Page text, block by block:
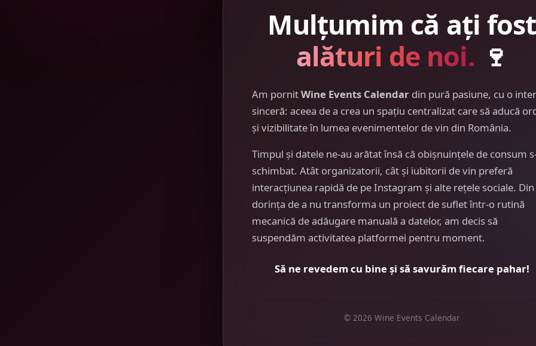
Mulțumim că ați fost
alături de noi. 🍷
Am pornitWine Events Calendar din pură pasiune, cu o
sinceră: aceea de a crea un spațiu centralizat care să aducă
și vizibilitate în lumea evenimentelor de vin din România.
Timpul și datele ne-au arătat însă că obișnuințele de consum
schimbat. Atât organizatorii, cât și iubitorii de vin preferă
interacțiunea rapidă de pe Instagram și alte rețele sociale. Din
dorința de a nu transforma un proiect de suflet într-o rutină
mecanică de adăugare manuală a datelor, am decis să
suspendăm activitatea platformei pentru moment.
Să ne revedem cu bine și să savurăm fiecare pahar!
© 2026 Wine Events Calendar